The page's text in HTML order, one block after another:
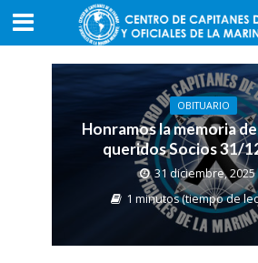
OBITUARIO
Honramos la memoria
queridos Socios 31/
31 diciembre, 2025
1 minutos (tiempo de